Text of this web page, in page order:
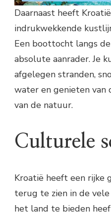
Daarnaast heeft
indrukwekkende
Een boottocht langs
absolute aanrader. Je
afgelegen stranden,
water en genieten van
van de natuur.
Culturele
Kroatië heeft een rijke
terug te zien in de
het land te bieden